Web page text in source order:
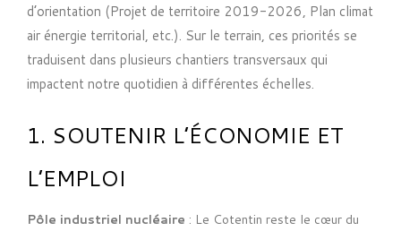
d’orientation (Projet de territoire 2019-2026, Plan climat
air énergie territorial, etc.). Sur le terrain, ces priorités se
traduisent dans plusieurs chantiers transversaux qui
impactent notre quotidien à différentes échelles.
1. SOUTENIR L’ÉCONOMIE ET
L’EMPLOI
Pôle industriel nucléaire : Le Cotentin reste le cœur du